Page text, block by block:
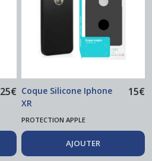
25€ Coque Silicone Iphone
XR
15€
PROTECTION APPLE
AJOUTER